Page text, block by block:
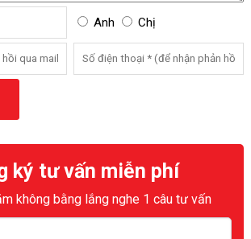
Anh Chị
ký tư vấn miễn phí
không bằng lắng nghe 1 câu tư vấn